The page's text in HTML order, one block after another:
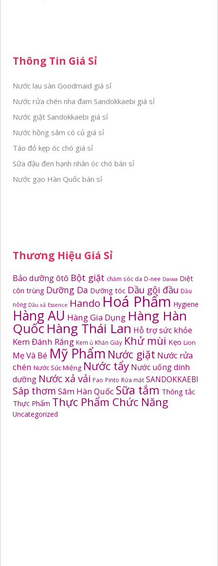
Thông Tin Giá Sỉ
Nước lau sàn Goodmaid giá sỉ
Nước rửa chén nha đam Sandokkaebi giá sỉ
Nước giặt Sandokkaebi giá sỉ
Nước hồng sâm có củ giá sỉ
Táo đỏ kẹp óc chó giá sỉ
Sữa đậu đen hạnh nhân óc chó bán sỉ
Nước gạo Hàn Quốc bán sỉ
Thương Hiệu Giá Sỉ
Bảo dưỡng ôtô Bột giặt chăm sóc da D-nee Daiwa Diệt
côn trùng Dưỡng Da Dưỡng tóc Dầu gội đầu Dầu
nóng Dầu xả Essence Hando Hoá Phẩm Hygiene
Hàng AU Hàng Gia Dụng Hàng Hàn
Quốc Hàng Thái Lan Hỗ trợ sức khỏe
Kem Đánh Răng Kem ủ Khăn Giấy Khử mùi Kẹo Lion
Mẹ Và Bé Mỹ Phẩm Nước giặt Nước rửa
chén Nước Súc Miệng Nước tẩy Nước uống dinh
dưỡng Nước xả vải Pao Pinto Rửa mặt SANDOKKAEBI
Sáp thơm Sâm Hàn Quốc Sữa tắm Thông tắc
Thực Phẩm Thực Phẩm Chức Năng
Uncategorized